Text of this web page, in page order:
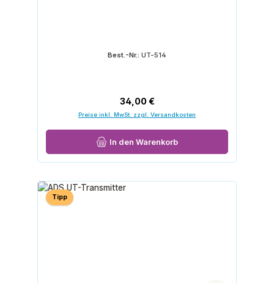
Best.-Nr.: UT-514
Regulärer Preis:
34,00 €
Preise inkl. MwSt. zzgl. Versandkosten
In den Warenkorb
Tipp